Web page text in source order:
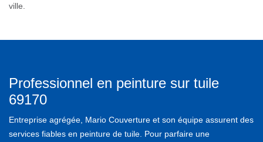
ville.
Professionnel en peinture sur tuile
69170
Entreprise agrégée, Mario Couverture et son équipe assurent des
services fiables en peinture de tuile. Pour parfaire une